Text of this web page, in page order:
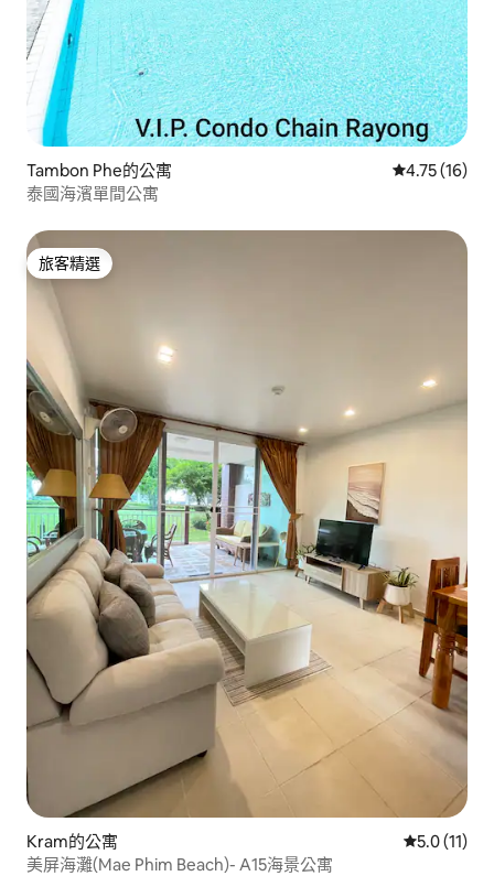
Tambon Phe的公寓 從 16 則評價
4.75 (16)
泰國海濱單間公寓
旅客精選
旅客精選
Kram的公寓 從 11 則評
5.0 (11)
美屏海灘(Mae Phim Beach)- A15海景公寓